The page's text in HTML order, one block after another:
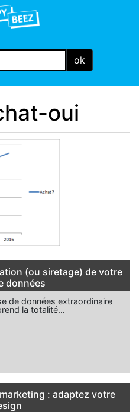
ok
oui
(ou siretage) de votre
données
de données extraordinaire
la totalité…
: adaptez votre